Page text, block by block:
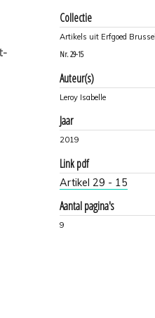
Collectie
Artikels uit Erfgoed Brussel
Nr. 29-15
Auteur(s)
Leroy Isabelle
Jaar
2019
Link pdf
Artikel 29 - 15
Aantal pagina's
9